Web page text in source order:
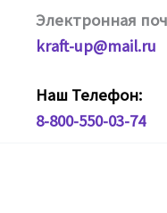
Электронная
kraft-up@mail.ru
Наш Телефон:
8-800-550-03-74